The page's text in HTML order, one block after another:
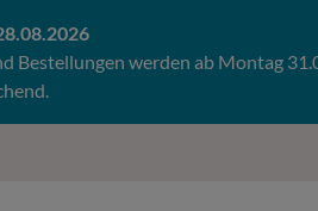
Bestellungen werden ab Montag